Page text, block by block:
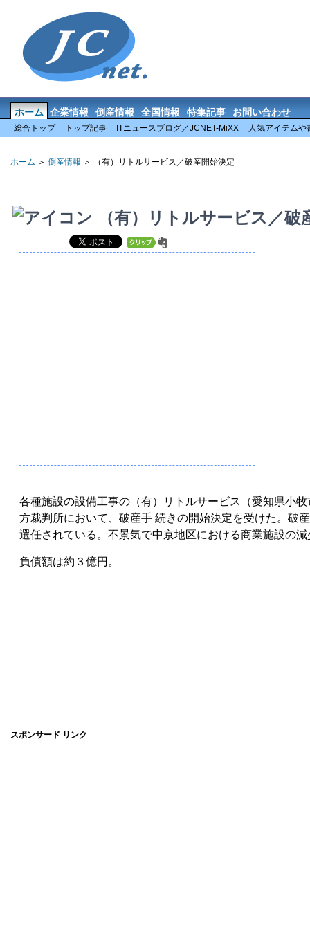
ホーム 企業情報 倒産情報 全国情報 特集記事 お問い合わせ
総合トップ トップ記事 ITニュースブログ／JCNET-MiXX 人気アイテム
ホーム ＞ 倒産情報 ＞ （有）リトルサービス／破産開始決定
（有）リトルサービス／破
各種施設の設備工事の（有）リトルサービス（愛知県小
方裁判所において、破産手 続きの開始決定を受けた。破
選任されている。不景気で中京地区における商業施設の
負債額は約３億円。
スポンサード リンク